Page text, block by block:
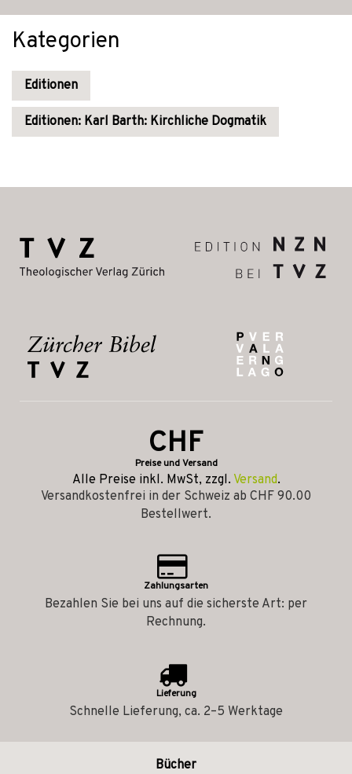
Kategorien
Editionen
Editionen: Karl Barth: Kirchliche Dogmatik
CHF
Preise und Versand
Alle Preise inkl. MwSt, zzgl. Versand.
Versandkostenfrei in der Schweiz ab CHF 90.00
Bestellwert.
Zahlungsarten
Bezahlen Sie bei uns auf die sicherste Art: per
Rechnung.
Lieferung
Schnelle Lieferung, ca. 2–5 Werktage
Bücher